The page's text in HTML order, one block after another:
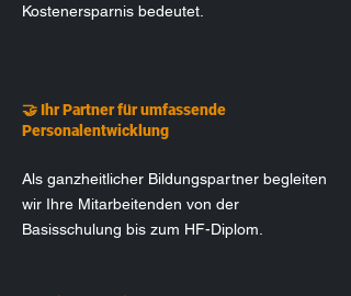
Kostenersparnis bedeutet.
🤝 Ihr Partner für umfassende
Personalentwicklung
Als ganzheitlicher Bildungspartner begleiten
wir Ihre Mitarbeitenden von der
Basisschulung bis zum HF-Diplom.